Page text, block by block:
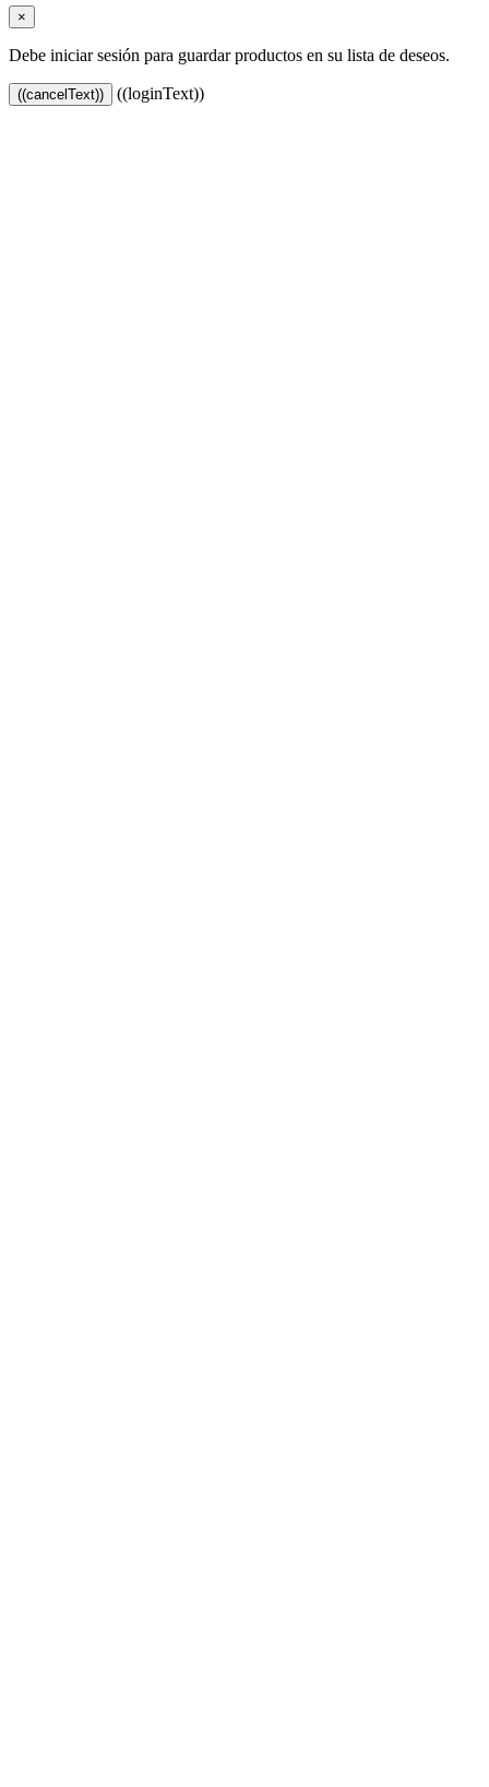
×
Debe iniciar sesión para guardar productos en su lista de deseos.
((cancelText)) ((loginText))